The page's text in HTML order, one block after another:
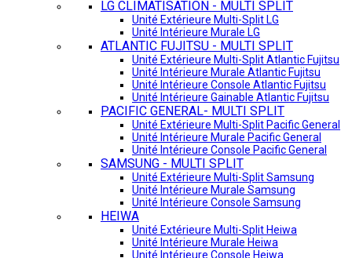
LG CLIMATISATION - MULTI SPLIT
Unité Extérieure Multi-Split LG
Unité Intérieure Murale LG
ATLANTIC FUJITSU - MULTI SPLIT
Unité Extérieure Multi-Split Atlantic Fujitsu
Unité Intérieure Murale Atlantic Fujitsu
Unité Intérieure Console Atlantic Fujitsu
Unité Intérieure Gainable Atlantic Fujitsu
PACIFIC GENERAL- MULTI SPLIT
Unité Extérieure Multi-Split Pacific General
Unité Intérieure Murale Pacific General
Unité Intérieure Console Pacific General
SAMSUNG - MULTI SPLIT
Unité Extérieure Multi-Split Samsung
Unité Intérieure Murale Samsung
Unité Intérieure Console Samsung
HEIWA
Unité Extérieure Multi-Split Heiwa
Unité Intérieure Murale Heiwa
Unité Intérieure Console Heiwa